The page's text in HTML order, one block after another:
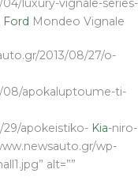
Ford Mondeo Vignale
2013/08/27/o-
08/apokaluptoume-ti-
apokeistiko- Kia-niro-
wp-
alt=””